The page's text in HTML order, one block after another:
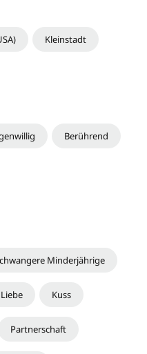
Kleinstadt
Berührend
Minderjährige
Kuss
Partnerschaft